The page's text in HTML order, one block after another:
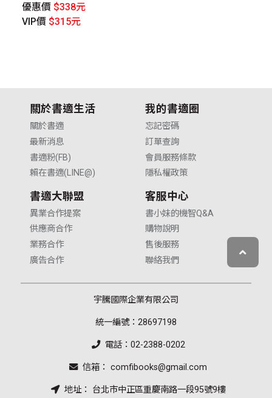
優惠價 $338元
VIP價 $315元
關於書適生活
關於書適
最新消息
書適粉(FB)
賴在書適(LINE@)
我的書適圈
忘記密碼
訂單查詢
會員服務條款
隱私權政策
書適大聯盟
異業合作提案
供應商合作
業務合作
廣告合作
客服中心
書小妹的機智Q&A
購物說明
售後服務
聯絡我們
宇騰國際企業有限公司
統一編號：28697198
電話：02-2388-0202
信箱： comfibooks@gmail.com
地址： 台北市中正區重慶南路一段95號9樓